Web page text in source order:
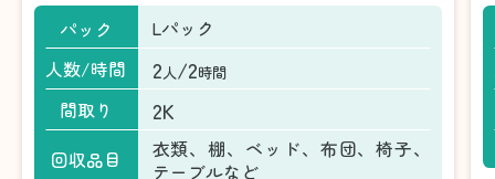
パック
Lパック
人数/時間
2人/2時間
間取り 2K
回収品目
衣類、棚、ベッド、布団、椅子、
テーブルなど